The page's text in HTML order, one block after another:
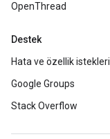
OpenThread
Destek
Hata ve özellik istekleri
Google Groups
Stack Overflow